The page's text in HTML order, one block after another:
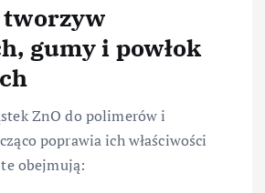
tworzyw
gumy i powłok
ZnO do polimerów i
poprawia ich właściwości
obejmują: